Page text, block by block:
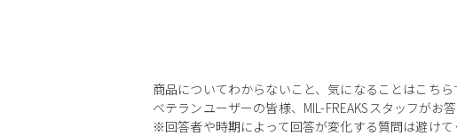
商品についてわからないこと、気になることはこちら
ベテランユーザーの皆様、MIL-FREAKSスタッフがお
※回答者や時期によって回答が変化する質問は避けて